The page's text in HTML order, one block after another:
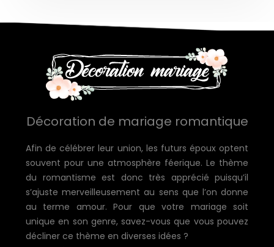
Décoration de mariage romantique
Afin de célébrer leur union, les futurs époux optent
souvent pour une atmosphère féerique. Le thème
du romantisme est donc très apprécié puisqu’il
s’ajuste merveilleusement au sens que l’on donne
au terme amour. Pour que votre mariage soit
unique en son genre, savez-vous que vous pouvez
décliner ce thème en diverses idées ?